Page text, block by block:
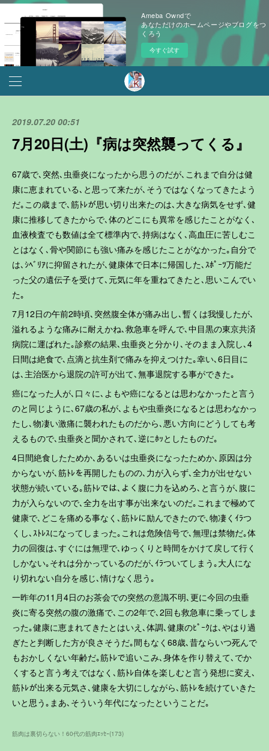
Ameba Owndで
あなただけのホームページやブログをつ
くろう
今すぐ試す
2019.07.20 00:51
7月20日(土)『病は突然襲ってくる』
67歳で､突然､虫垂炎になったから思うのだが､これまで自分は健
康に恵まれている､と思って来たが､そうではなくなってきたよう
だ｡この歳まで､筋ﾄﾚが思い切り出来たのは､大きな病気をせず､健
康に推移してきたからで､体のどこにも異常を感じたことがなく､
血液検査でも数値は全て標準内で､持病はなく､高血圧に苦しむこ
とはなく､骨や関節にも強い痛みを感じたことがなかった｡自分で
は､ｼﾍﾞﾘｱに抑留されたが､健康体で日本に帰国した､ｽﾎﾟｰﾂ万能だ
った父の遺伝子を受けて､元気に年を重ねてきたと､思いこんでい
た｡
7月12日の午前2時頃､突然腹全体が痛み出し､暫くは我慢したが､
溢れるような痛みに耐えかね､救急車を呼んで､中目黒の東京共済
病院に運ばれた｡診察の結果､虫垂炎と分かり､そのまま入院し､4
日間は絶食で､点滴と抗生剤で痛みを抑えつけた｡幸い､6日目に
は､主治医から退院の許可が出て､無事退院する事ができた｡
癌になった人が､口々に､よもや癌になるとは思わなかったと言う
のと同じように､67歳の私が､よもや虫垂炎になるとは思わなかっ
たし､物凄い激痛に襲われたものだから､悪い方向にどうしても考
えるもので､虫垂炎と聞かされて､逆にﾎｯとしたものだ｡
4日間絶食したためか､あるいは虫垂炎になったためか､原因は分
からないが､筋ﾄﾚを再開したものの､力が入らず､全力が出せない
状態が続いている｡筋ﾄﾚでは､よく腹に力を込めろ､と言うが､腹に
力が入らないので､全力を出す事が出来ないのだ｡これまで極めて
健康で､どこを痛める事なく､筋ﾄﾚに励んできたので､物凄くｲﾗつ
くし､ｽﾄﾚｽになってしまった｡これは危険信号で､無理は禁物だ｡体
力の回復は､すぐには無理で､ゆっくりと時間をかけて戻して行く
しかない｡それは分かっているのだが､ｲﾗついてしまう｡大人にな
り切れない自分を感じ､情けなく思う｡
一昨年の11月4日のお茶会での突然の意識不明､更に今回の虫垂
炎に寄る突然の腹の激痛で､この2年で､2回も救急車に乗ってしま
った｡健康に恵まれてきたとはいえ､体調､健康のﾋﾟｰｸは､やはり過
ぎたと判断した方が良さそうだ｡間もなく68歳､昔ならいつ死んで
もおかしくない年齢だ｡筋ﾄﾚで追いこみ､身体を作り替えて､でか
くすると言う考えではなく､筋ﾄﾚ自体を楽しむと言う発想に変え､
筋ﾄﾚが出来る元気さ､健康を大切にしながら､筋ﾄﾚを続けていきた
いと思う｡まあ､そういう年代になったということだ｡
筋肉は裏切らない！60代の筋肉ｴｯｾｰ(173)